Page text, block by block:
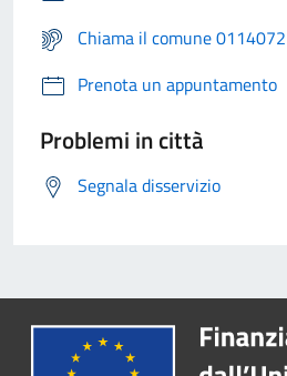
Chiama il comune
Prenota un appuntamento
Problemi in città
Segnala disservizio